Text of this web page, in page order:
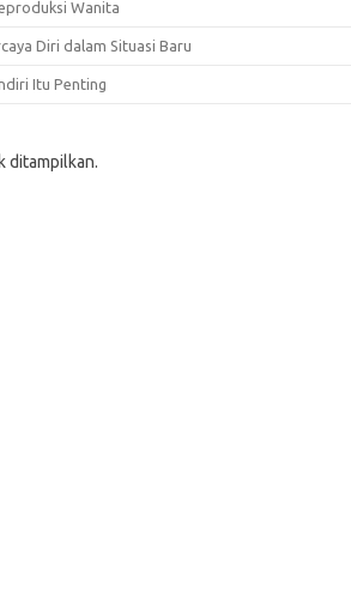
Wanita
Diri dalam Situasi Baru
Itu Penting
ditampilkan.